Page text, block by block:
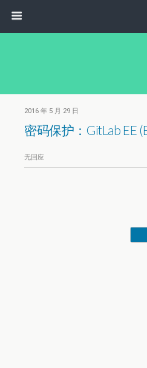
2016 年 5 月 29 日
密码保护：GitLab EE
无回应